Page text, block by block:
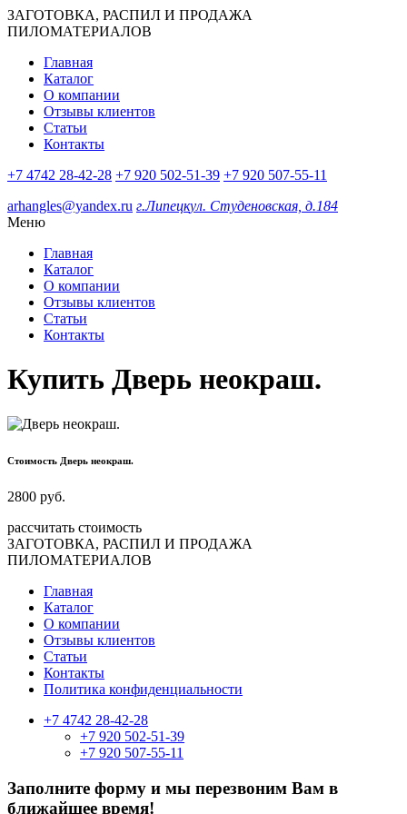
ЗАГОТОВКА, РАСПИЛ И ПРОДАЖА
ПИЛОМАТЕРИАЛОВ
Главная
Каталог
О компании
Отзывы клиентов
Статьи
Контакты
+7 4742 28-42-28 +7 920 502-51-39 +7 920 507-55-11
arhangles@yandex.ru г.Липецкул. Студеновская, д.184
Меню
Главная
Каталог
О компании
Отзывы клиентов
Статьи
Контакты
Купить Дверь неокраш.
Стоимость Дверь неокраш.
2800 руб.
рассчитать стоимость
ЗАГОТОВКА, РАСПИЛ И ПРОДАЖА
ПИЛОМАТЕРИАЛОВ
Главная
Каталог
О компании
Отзывы клиентов
Статьи
Контакты
Политика конфиденциальности
+7 4742 28-42-28
+7 920 502-51-39
+7 920 507-55-11
Заполните форму и мы перезвоним Вам в
ближайшее время!